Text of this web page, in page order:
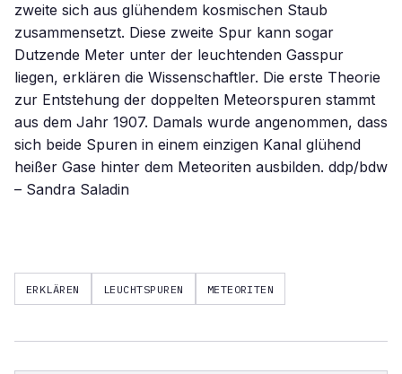
zweite sich aus glühendem kosmischen Staub
zusammensetzt. Diese zweite Spur kann sogar
Dutzende Meter unter der leuchtenden Gasspur
liegen, erklären die Wissenschaftler. Die erste Theorie
zur Entstehung der doppelten Meteorspuren stammt
aus dem Jahr 1907. Damals wurde angenommen, dass
sich beide Spuren in einem einzigen Kanal glühend
heißer Gase hinter dem Meteoriten ausbilden. ddp/bdw
– Sandra Saladin
ERKLÄREN LEUCHTSPUREN METEORITEN